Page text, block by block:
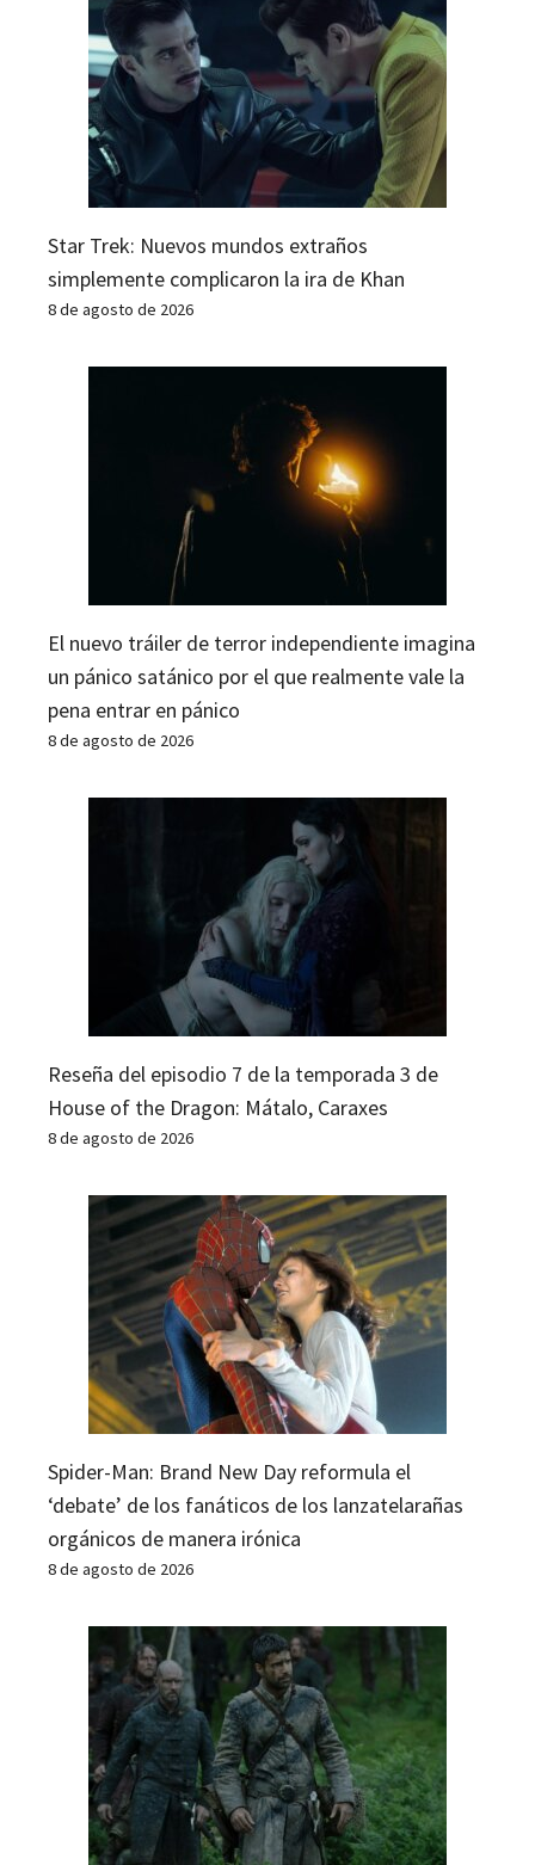
Star Trek: Nuevos mundos extraños
simplemente complicaron la ira de Khan
8 de agosto de 2026
El nuevo tráiler de terror independiente imagina
un pánico satánico por el que realmente vale la
pena entrar en pánico
8 de agosto de 2026
Reseña del episodio 7 de la temporada 3 de
House of the Dragon: Mátalo, Caraxes
8 de agosto de 2026
Spider-Man: Brand New Day reformula el
‘debate’ de los fanáticos de los lanzatelarañas
orgánicos de manera irónica
8 de agosto de 2026